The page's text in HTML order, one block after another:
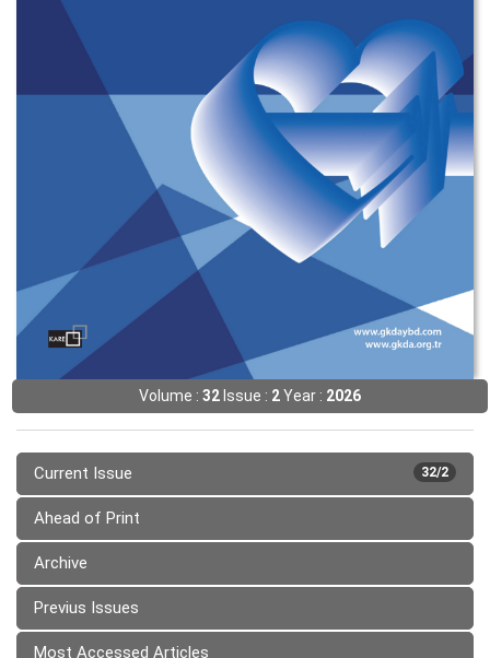
Volume : 32Issue : 2Year : 2026
32/2
Current Issue
Ahead of Print
Archive
Previus Issues
Most Accessed Articles